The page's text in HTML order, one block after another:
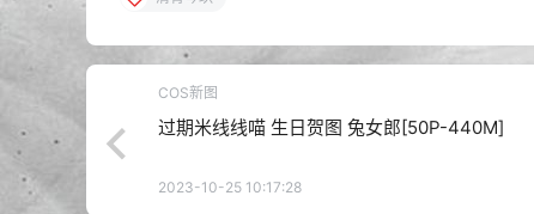
COS新图
过期米线线喵 生日贺图 兔女郎[50P-440M]
2023-10-25 10:17:28